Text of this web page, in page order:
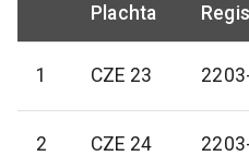
Plachta
1 CZE 23
2 CZE 24